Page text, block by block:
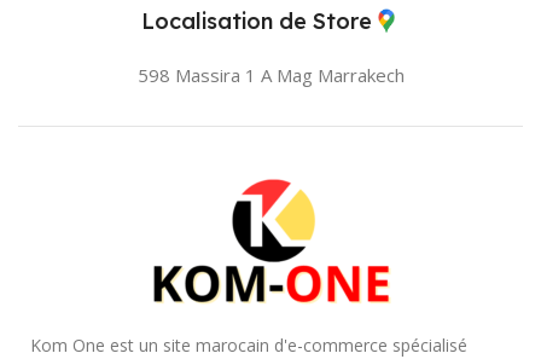
Localisation de Store
598 Massira 1 A Mag Marrakech
Kom One est un site marocain d'e-commerce spécialisé